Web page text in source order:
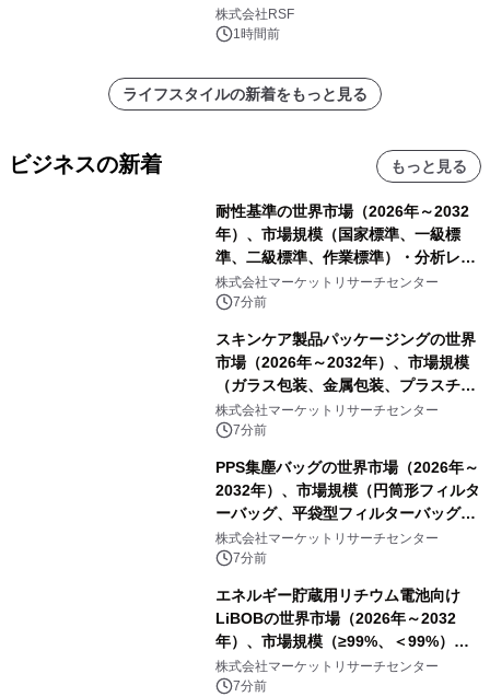
株式会社RSF
1時間前
ライフスタイルの新着をもっと見る
ビジネスの新着 もっと見る
耐性基準の世界市場（2026年～2032
年）、市場規模（国家標準、一級標
準、二級標準、作業標準）・分析レポ
ートを発表
株式会社マーケットリサーチセンター
7分前
スキンケア製品パッケージングの世界
市場（2026年～2032年）、市場規模
（ガラス包装、金属包装、プラスチッ
ク包装、その他）・分析レポートを発
表
株式会社マーケットリサーチセンター
7分前
PPS集塵バッグの世界市場（2026年～
2032年）、市場規模（円筒形フィルタ
ーバッグ、平袋型フィルターバッグ、
プリーツフィルターバッグ、その
他）・分析レポートを発表
株式会社マーケットリサーチセンター
7分前
エネルギー貯蔵用リチウム電池向け
LiBOBの世界市場（2026年～2032
年）、市場規模（≥99%、＜99%）・
分析レポートを発表
株式会社マーケットリサーチセンター
7分前